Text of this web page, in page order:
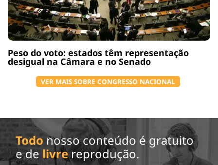
Peso do voto: estados têm representação
desigual na Câmara e no Senado
VER MAIS SOBRE CONGRESSO NACIONAL
Todo nosso conteúdo é gratuito
e de livrereprodução.